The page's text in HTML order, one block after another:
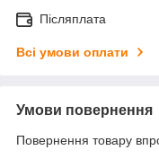
Післяплата
Всі умови оплати
Умови повернення
Повернення товару